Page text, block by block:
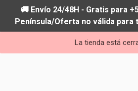
🚚 Envío 24/48H - Gratis para
Península/Oferta no válida
La tienda está